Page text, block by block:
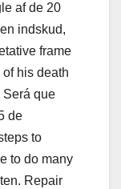
af de 20
indskud,
frame
of his death
Será que
de
to
to do many
Repair